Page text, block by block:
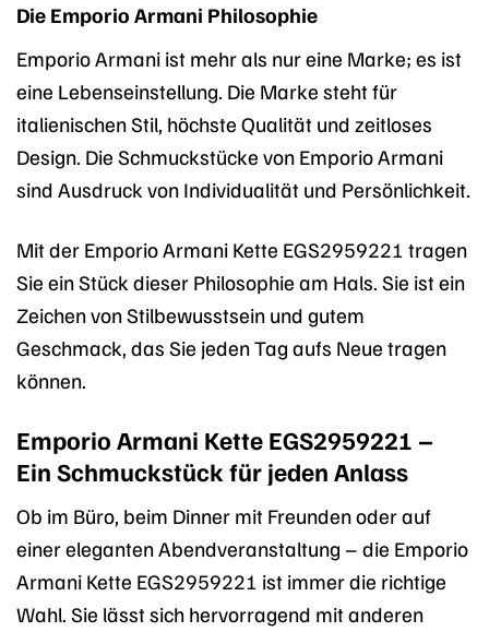
Die Emporio Armani Philosophie
Emporio Armani ist mehr als nur eine Marke; es ist
eine Lebenseinstellung. Die Marke steht für
italienischen Stil, höchste Qualität und zeitloses
Design. Die Schmuckstücke von Emporio Armani
sind Ausdruck von Individualität und Persönlichkeit.
Mit der Emporio Armani Kette EGS2959221 tragen
Sie ein Stück dieser Philosophie am Hals. Sie ist ein
Zeichen von Stilbewusstsein und gutem
Geschmack, das Sie jeden Tag aufs Neue tragen
können.
Emporio Armani Kette EGS2959221 –
Ein Schmuckstück für jeden Anlass
Ob im Büro, beim Dinner mit Freunden oder auf
einer eleganten Abendveranstaltung – die Emporio
Armani Kette EGS2959221 ist immer die richtige
Wahl. Sie lässt sich hervorragend mit anderen